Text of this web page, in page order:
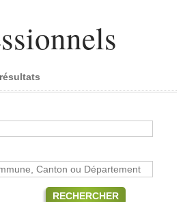
RECHERCHER